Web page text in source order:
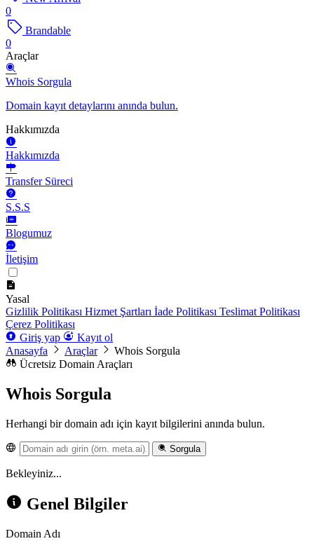
0
Brandable
0
Araçlar
Whois Sorgula
Domain kayıt detaylarını anında bulun.
Hakkımızda
Hakkımızda
Transfer Süreci
S.S.S
Blogumuz
İletişim
Yasal
Gizlilik Politikası Hizmet Şartları İade Politikası Teslimat Politikası
Çerez Politikası
Giriş yap
Kayıt ol
Anasayfa
Araçlar
Whois Sorgula
Ücretsiz Domain Araçları
Whois Sorgula
Herhangi bir domain adı için kayıt bilgilerini anında bulun.
Sorgula
Bekleyiniz...
Genel Bilgiler
Domain Adı